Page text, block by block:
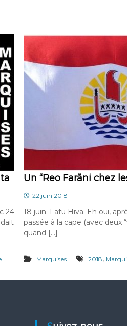
24
Un “Reo Farãni chez
22 juin 2018
18 juin. Fatu Hiva. Eh oui,
passée à la cape (avec deux
quand […]
Marquises 2018,